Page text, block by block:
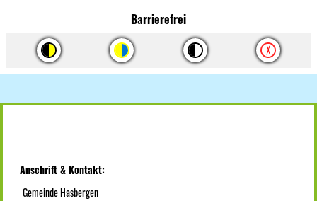
Barrierefrei
Anschrift & Kontakt:
Gemeinde Hasbergen